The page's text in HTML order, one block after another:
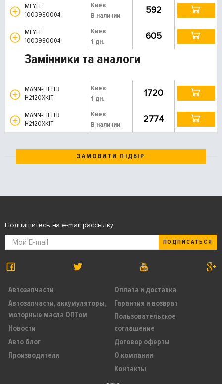
MEYLE
1003980004
Киев
В наличии
592
MEYLE
1003980004
Киев
1 дн.
605
Замінники та аналоги
MANN-FILTER
H2120XKIT
Киев
1 дн.
1720
MANN-FILTER
H2120XKIT
Киев
В наличии
2774
ЗАМОВИТИ ПІДБІР
Автозапчасти
Автозапчасти, аккумуляторы,
моторные масла ОПТом
Новости
Авто блог
Производители
Оплата и доставка
Гарантия и возврат
Пользовательское
соглашение
Договор оферты
О компании
Контакты
Подпишитесь на e-mail рассылку
ПОДПИСАТЬСЯ